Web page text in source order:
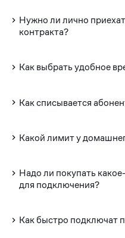
Нужно ли лично
контракта?
Как выбрать удобное
Как списывается
Какой лимит у
Надо ли покупать
для подключения?
Как быстро подключат